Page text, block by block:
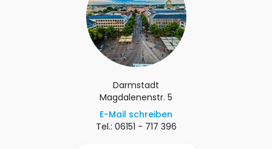
Darmstadt
Magdalenenstr. 5
E-Mail schreiben
Tel.: 06151 - 717 396